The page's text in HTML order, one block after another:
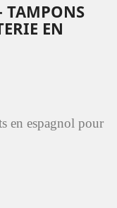
TAMPONS
EN
en espagnol pour